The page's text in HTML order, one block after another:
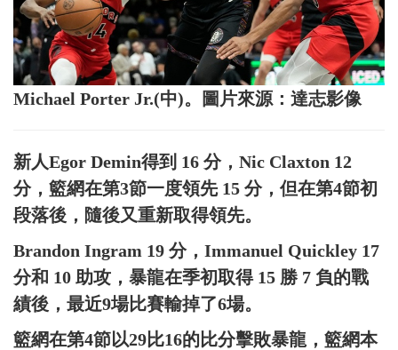
Michael Porter Jr.(中)。圖片來源：達志影像
新人Egor Demin得到 16 分，Nic Claxton 12
分，籃網在第3節一度領先 15 分，但在第4節初
段落後，隨後又重新取得領先。
Brandon Ingram 19 分，Immanuel Quickley 17
分和 10 助攻，暴龍在季初取得 15 勝 7 負的戰
績後，最近9場比賽輸掉了6場。
籃網在第4節以29比16的比分擊敗暴龍，籃網本